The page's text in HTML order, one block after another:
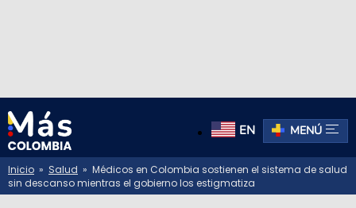
EN MENÚ
Inicio » Salud » Médicos en Colombia sostienen el sistema de salud
sin descanso mientras el gobierno los estigmatiza